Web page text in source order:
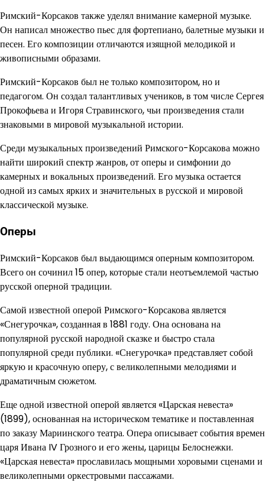
Римский-Корсаков также уделял внимание камерной музыке.
Он написал множество пьес для фортепиано, балетные музыки и
песен. Его композиции отличаются изящной мелодикой и
живописными образами.
Римский-Корсаков был не только композитором, но и
педагогом. Он создал талантливых учеников, в том числе Сергея
Прокофьева и Игоря Стравинского, чьи произведения стали
знаковыми в мировой музыкальной истории.
Среди музыкальных произведений Римского-Корсакова можно
найти широкий спектр жанров, от оперы и симфонии до
камерных и вокальных произведений. Его музыка остается
одной из самых ярких и значительных в русской и мировой
классической музыке.
Оперы
Римский-Корсаков был выдающимся оперным композитором.
Всего он сочинил 15 опер, которые стали неотъемлемой частью
русской оперной традиции.
Самой известной оперой Римского-Корсакова является
«Снегурочка», созданная в 1881 году. Она основана на
популярной русской народной сказке и быстро стала
популярной среди публики. «Снегурочка» представляет собой
яркую и красочную оперу, с великолепными мелодиями и
драматичным сюжетом.
Еще одной известной оперой является «Царская невеста»
(1899), основанная на историческом тематике и поставленная
по заказу Мариинского театра. Опера описывает события времен
царя Ивана IV Грозного и его жены, царицы Белоснежки.
«Царская невеста» прославилась мощными хоровыми сценами и
великолепными оркестровыми пассажами.